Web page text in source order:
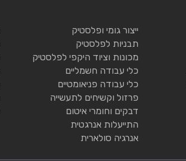
ייצור גומי ופלסטיק
תבניות לפלסטיק
מכונות וציוד היקפי לפלסטיק
כלי עבודה חשמליים
כלי עבודה פניאומטיים
פרזול וקשיחים לתעשייה
דבקים וחומרי איטום
התייעלות אנרגטית
אנרגיה סולארית